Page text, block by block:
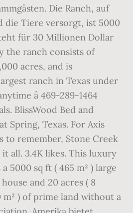
Die Ranch, auf
die Tiere versorgt, ist 5000
für 30 Millionen Dollar
the ranch consists of
acres, and is
ranch in Texas under
â 469-289-1464
BlissWood Bed and
Spring, Texas. For Axis
to remember, Stone Creek
all. 3.4K likes. This luxury
5000 sq ft ( 465 m² ) large
and 20 acres ( 8
) of prime land without a